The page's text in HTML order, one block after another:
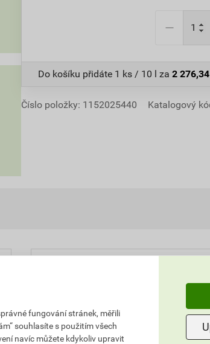
Do košíku přidáte 1 ks / 10 l za 2 276,34
Číslo položky: 1152025440 Katalogový
aplikace
fungování stránek, měřili
souhlasíte s použitím všech
navíc můžete kdykoliv upravit